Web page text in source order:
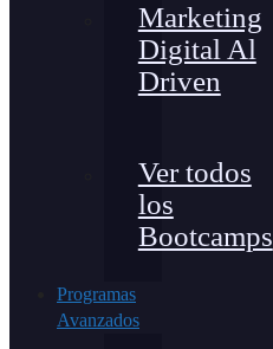
Marketing
Digital Al
Driven
Ver todos
los
Bootcamps
Programas
Avanzados